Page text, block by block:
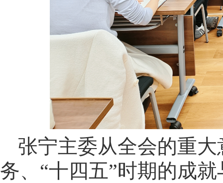
张宁主委从全会的重
务、“十四五”时期的成